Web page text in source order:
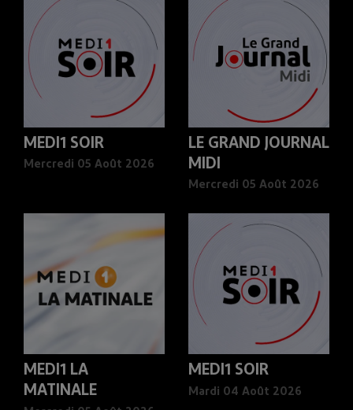
MEDI1 SOIR
Mercredi 05 Août 2026
LE GRAND JOURNAL
MIDI
Mercredi 05 Août 2026
MEDI1 LA
MATINALE
MEDI1 SOIR
Mardi 04 Août 2026